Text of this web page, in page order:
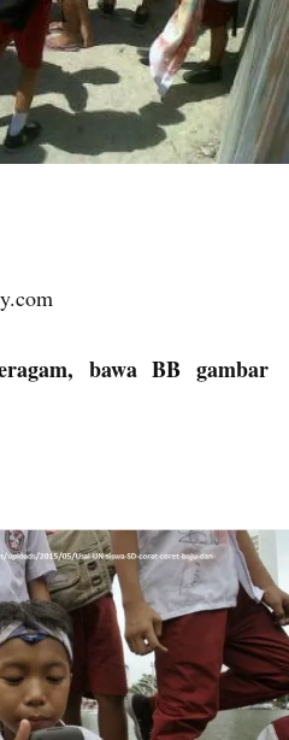
bawa BB gambar